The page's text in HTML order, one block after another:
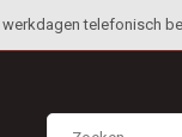
telefonisch